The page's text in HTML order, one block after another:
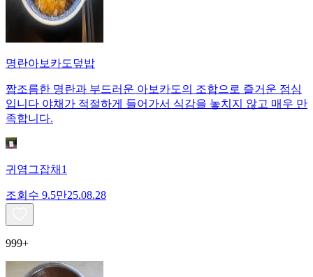
명란아보카도덮밥
짭조름한 명란과 부드러운 아보카도의 조합으로 즐거운 점심
입니다 야채가 적절하게 들어가서 식감을 놓치지 않고 매우 만
족합니다.
귀염그잡채1
조회수 9.5만25.08.28
999+